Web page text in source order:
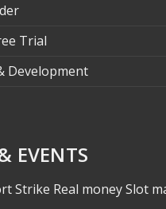
Trial
Development
EVENTS
Strike Real money Slot